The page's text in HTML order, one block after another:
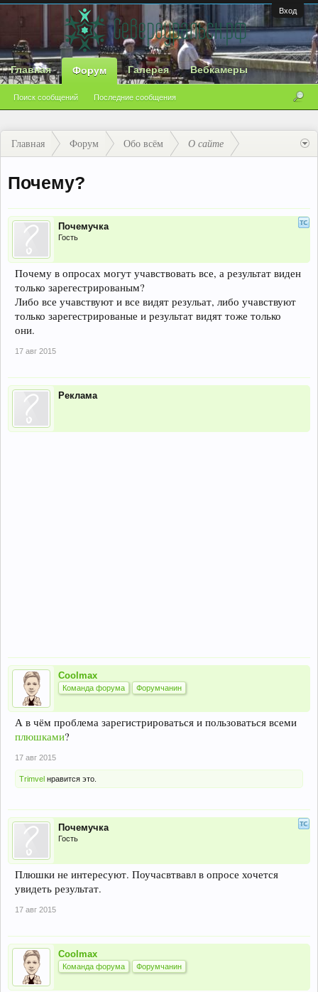
Вход
Главная Форум
Поиск сообщений Последние сообщения
Галерея Вебкамеры
Главная Форум Обо всём О сайте
Почему?
Почемучка
Гость
Почему в опросах могут учавствовать все, а результат виден
только зарегестрированым?
Либо все учавствуют и все видят резульат, либо учавствуют
только зарегестрированые и результат видят тоже только
они.
17 авг 2015
Реклама
Coolmax
Команда форума Форумчанин
А в чём проблема зарегистрироваться и пользоваться всеми
плюшками?
17 авг 2015
Trimvel нравится это.
Почемучка
Гость
Плюшки не интересуют. Поучасвтвавл в опросе хочется
увидеть результат.
17 авг 2015
Coolmax
Команда форума Форумчанин